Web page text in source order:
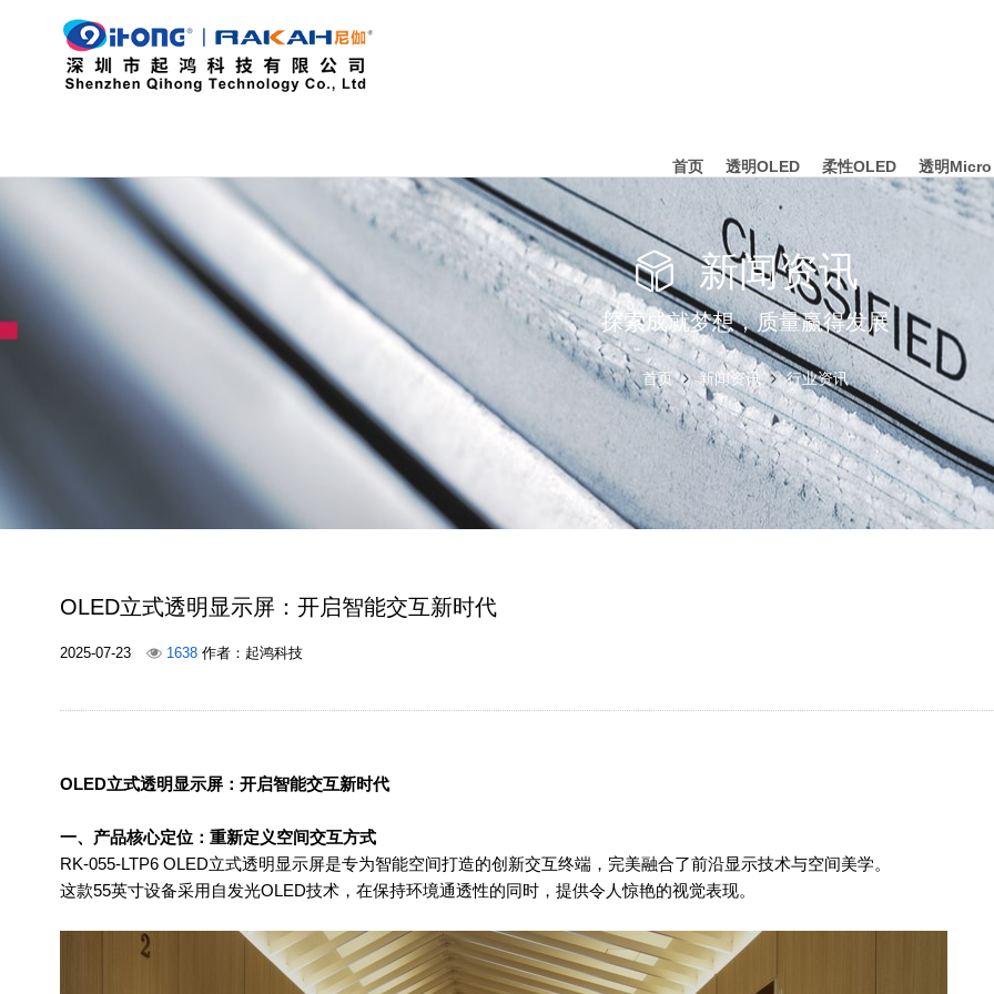
首页 透明OLED 柔性OLED 透明Micro
新闻资讯
探索成就梦想，质量赢得发展
首页 新闻资讯 行业资讯
OLED立式透明显示屏：开启智能交互新时代
2025-07-23 1638作者：起鸿科技
OLED立式透明显示屏：开启智能交互新时代
一、产品核心定位：重新定义空间交互方式
RK-055-LTP6 OLED立式透明显示屏是专为智能空间打造的创新交互终端，完美融合了前沿显示技术与空间美学。
这款55英寸设备采用自发光OLED技术，在保持环境通透性的同时，提供令人惊艳的视觉表现。